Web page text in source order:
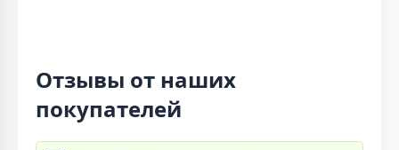
Отзывы от наших
покупателей